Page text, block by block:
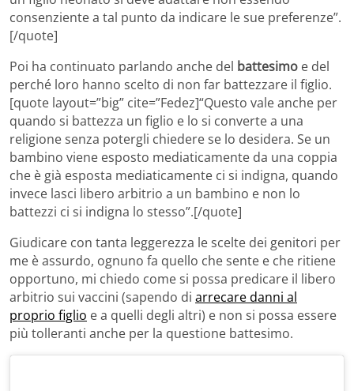
consenziente a tal punto da indicare le sue preferenze”.
[/quote]
Poi ha continuato parlando anche del battesimo e del
perché loro hanno scelto di non far battezzare il figlio.
[quote layout=”big” cite=”Fedez]“Questo vale anche per
quando si battezza un figlio e lo si converte a una
religione senza potergli chiedere se lo desidera. Se un
bambino viene esposto mediaticamente da una coppia
che è già esposta mediaticamente ci si indigna, quando
invece lasci libero arbitrio a un bambino e non lo
battezzi ci si indigna lo stesso”.[/quote]
Giudicare con tanta leggerezza le scelte dei genitori per
me è assurdo, ognuno fa quello che sente e che ritiene
opportuno, mi chiedo come si possa predicare il libero
arbitrio sui vaccini (sapendo di arrecare danni al
proprio figlio e a quelli degli altri) e non si possa essere
più tolleranti anche per la questione battesimo.